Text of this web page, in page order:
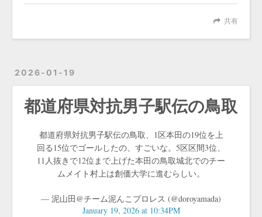
共有
2026-01-19
都道府県対抗男子駅伝の鳥取
都道府県対抗男子駅伝の鳥取、1区本田の19位を上
回る15位でゴールしたの、すごいな。5区区間3位、
11人抜きで12位まで上げた本田の鳥取城北でのチー
ムメイト村上は創価大学に進むらしい。
— 泥山田@チーム泥んこプロレス (@doroyamada)
January 19, 2026 at 10:34PM